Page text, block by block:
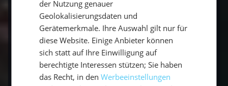
Die Segelyacht gleicht einem
Abenteuerspielplatz.
Es wird kein Segelschein verlangt, der im
Vorfeld absolviert werden muss. Der
Skipper ist beim Yacht Chartern dabei!
der Nutzung genauer
Geolokalisierungsdaten und
Gerätemerkmale. Ihre Auswahl gilt nur für
diese Website. Einige Anbieter können
sich statt auf Ihre Einwilligung auf
berechtigte Interessen stützen; Sie haben
das Recht, in denWerbeeinstellungen